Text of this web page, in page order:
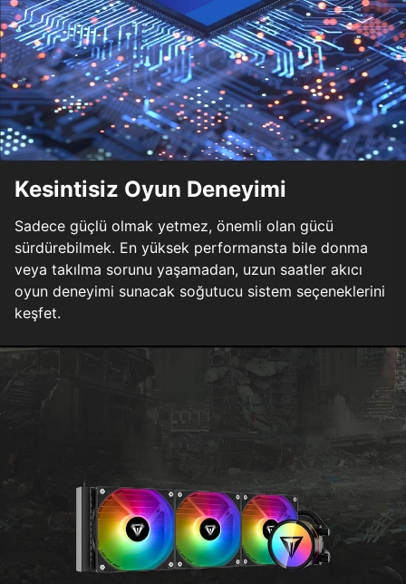
Kesintisiz Oyun Deneyimi
Sadece güçlü olmak yetmez, önemli olan gücü
sürdürebilmek. En yüksek performansta bile donma
veya takılma sorunu yaşamadan, uzun saatler akıcı
oyun deneyimi sunacak soğutucu sistem seçeneklerini
keşfet.